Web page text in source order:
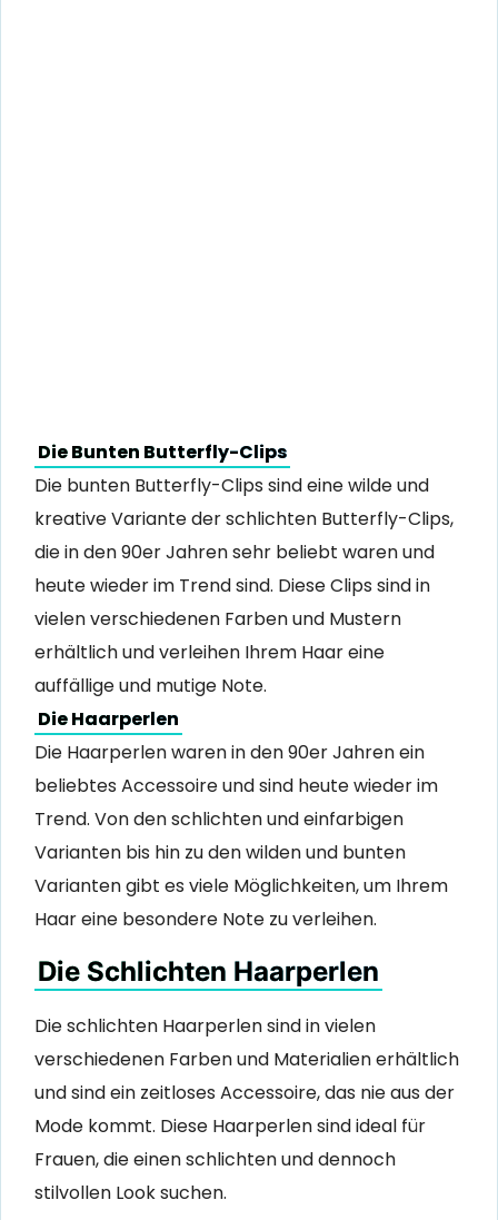
Die Bunten Butterfly-Clips
Die bunten Butterfly-Clips sind eine wilde und
kreative Variante der schlichten Butterfly-Clips,
die in den 90er Jahren sehr beliebt waren und
heute wieder im Trend sind. Diese Clips sind in
vielen verschiedenen Farben und Mustern
erhältlich und verleihen Ihrem Haar eine
auffällige und mutige Note.
Die Haarperlen
Die Haarperlen waren in den 90er Jahren ein
beliebtes Accessoire und sind heute wieder im
Trend. Von den schlichten und einfarbigen
Varianten bis hin zu den wilden und bunten
Varianten gibt es viele Möglichkeiten, um Ihrem
Haar eine besondere Note zu verleihen.
Die Schlichten Haarperlen
Die schlichten Haarperlen sind in vielen
verschiedenen Farben und Materialien erhältlich
und sind ein zeitloses Accessoire, das nie aus der
Mode kommt. Diese Haarperlen sind ideal für
Frauen, die einen schlichten und dennoch
stilvollen Look suchen.